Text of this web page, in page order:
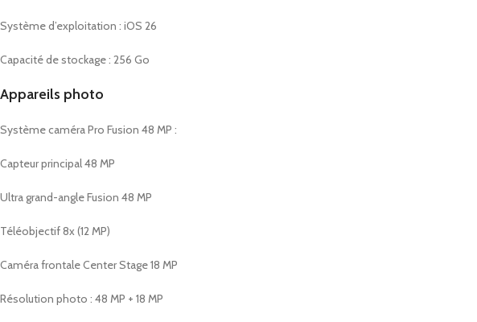
Système d’exploitation : iOS 26
Capacité de stockage : 256 Go
Appareils photo
Système caméra Pro Fusion 48 MP :
Capteur principal 48 MP
Ultra grand-angle Fusion 48 MP
Téléobjectif 8x (12 MP)
Caméra frontale Center Stage 18 MP
Résolution photo : 48 MP + 18 MP